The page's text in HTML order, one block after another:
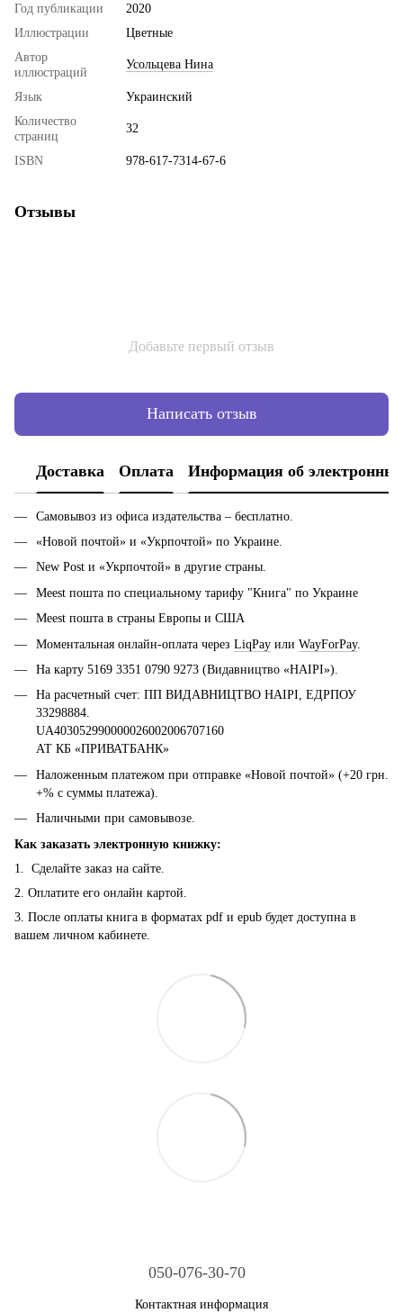
Год публикации
2020
Иллюстрации
Цветные
Автор
иллюстраций
Усольцева Нина
Язык
Украинский
Количество
страниц
32
ISBN 978-617-7314-67-6
Отзывы
Добавьте первый отзыв
Написать отзыв
Доставка Оплата Информация об
Самовывоз из офиса издательства – бесплатно.
«Новой почтой» и «Укрпочтой» по Украине.
New Post и «Укрпочтой» в другие страны.
Meest пошта по специальному тарифу "Книга" по Украине
Meest пошта в страны Европы и США
Моментальная онлайн-оплата через LiqPay или WayForPay.
На карту 5169 3351 0790 9273 (Видавництво «НАІРІ»).
На расчетный счет: ПП ВИДАВНИЦТВО НАІРІ, ЕДРПОУ
33298884.
UA403052990000026002006707160
АТ КБ «ПРИВАТБАНК»
Наложенным платежом при отправке «Новой почтой» (+20 грн.
+% с суммы платежа).
Наличными при самовывозе.
Как заказать электронную книжку:
1. Сделайте заказ на сайте.
2. Оплатите его онлайн картой.
3. После оплаты книга в форматах pdf и epub будет доступна в
вашем личном кабинете.
050-076-30-70
Контактная информация